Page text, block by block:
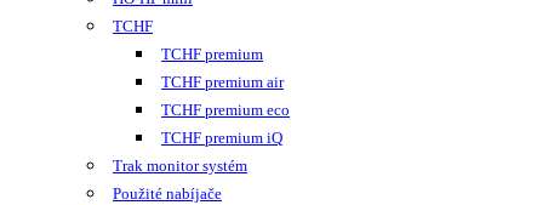
TCHF
TCHF premium
TCHF premium air
TCHF premium eco
TCHF premium iQ
Trak monitor systém
Použité nabíjače